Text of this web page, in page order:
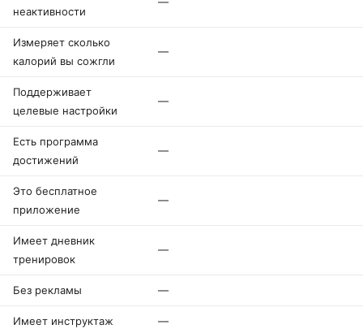
неактивности
Измеряет сколько
калорий вы сожгли
—
Поддерживает
целевые настройки
—
Есть программа
достижений
—
Это бесплатное
приложение
—
Имеет дневник
тренировок
—
Без рекламы —
Имеет инструктаж —